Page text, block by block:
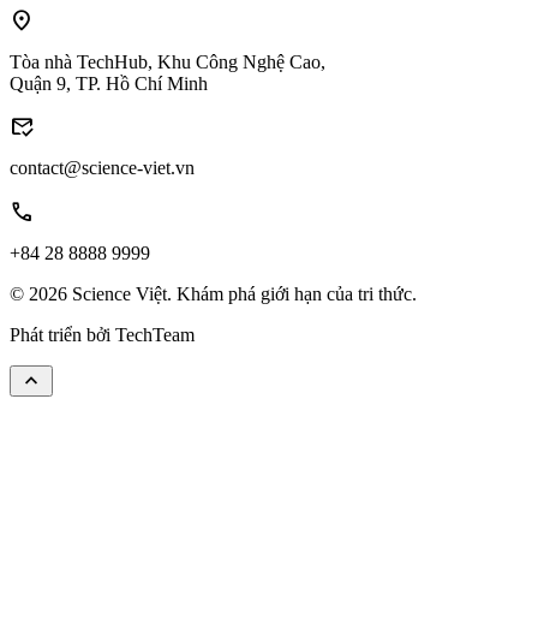
location_on
Tòa nhà TechHub, Khu Công Nghệ Cao,
Quận 9, TP. Hồ Chí Minh
mark_email_read
contact@science-viet.vn
call
+84 28 8888 9999
© 2026 Science Việt. Khám phá giới hạn của tri thức.
Phát triển bởi TechTeam
keyboard_arrow_up